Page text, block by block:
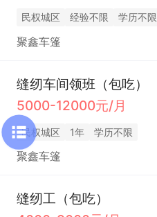
民权城区 经验不限 学历不限
聚鑫车篷
缝纫车间领班（包吃）
5000-12000元/月
民权城区 1年 学历不限
聚鑫车篷
缝纫工（包吃）